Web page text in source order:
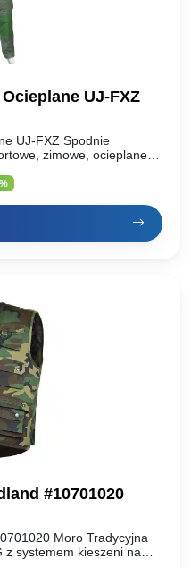
UJ-FXZ
UJ-FXZ Spodnie
zimowe, ocieplane
#10701020
Moro Tradycyjna
z systemem kieszeni na